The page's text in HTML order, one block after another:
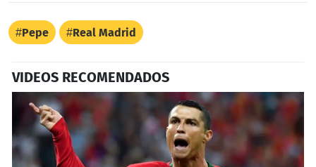
Pepe Real Madrid
VIDEOS RECOMENDADOS